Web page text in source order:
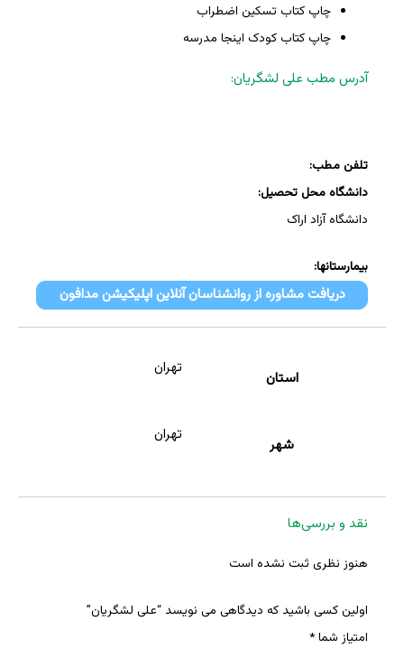
چاپ کتاب تسکین اضطراب
چاپ کتاب کودک اینجا مدرسه
آدرس مطب علی لشگریان:
تلفن مطب:
دانشگاه محل تحصیل:
دانشگاه آزاد اراک
بیمارستانها:
دریافت مشاوره از روانشناسان آنلاین اپلیکیشن مدافون
استان
تهران
شهر
تهران
نقد و بررسی‌ها
هنوز نظری ثبت نشده است
اولین کسی باشید که دیدگاهی می نویسد “علی لشگریان”
امتیاز شما*